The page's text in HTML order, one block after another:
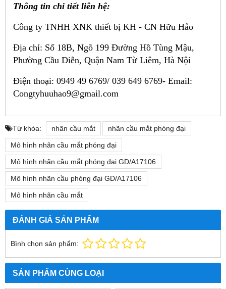
Thông tin chi tiết liên hệ:
Công ty TNHH XNK thiết bị KH - CN Hữu Hảo
Địa chỉ: Số 18B, Ngõ 199 Đường Hồ Tùng Mậu,
Phường Cầu Diễn, Quận Nam Từ Liêm, Hà Nội
Điện thoại: 0949 49 6769/ 039 649 6769- Email:
Congtyhuuhao9@gmail.com
Từ khóa: nhãn cầu mắt nhãn cầu mắt phóng đại
Mô hình nhãn cầu mắt phóng đại
Mô hình nhãn cầu mắt phóng đại GD/A17106
Mô hình nhãn cầu phóng đại GD/A17106
Mô hình nhãn cầu mắt
ĐÁNH GIÁ SẢN PHẨM
Bình chọn sản phẩm:
SẢN PHẨM CÙNG LOẠI